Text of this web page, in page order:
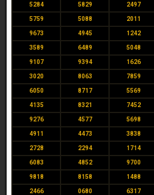
5284 5829 2497
5759 5088 2011
9673 4945 1242
3589 6489 5048
9107 9394 1626
3020 8063 7859
6050 8717 5569
4135 8321 7452
9276 4577 5698
4911 4473 3838
2728 2294 1714
6083 4852 9700
9818 8158 1488
2466 0680 6317